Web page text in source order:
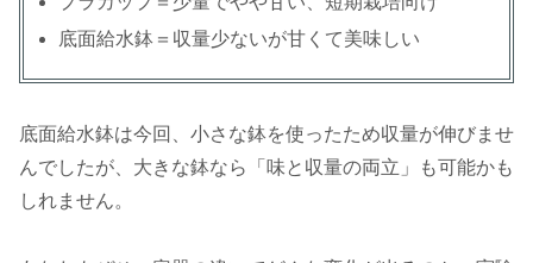
底面給水鉢＝収量少ないが甘くて美味しい
底面給水鉢は今回、小さな鉢を使ったため収量が伸びませ
んでしたが、大きな鉢なら「味と収量の両立」も可能かも
しれません。